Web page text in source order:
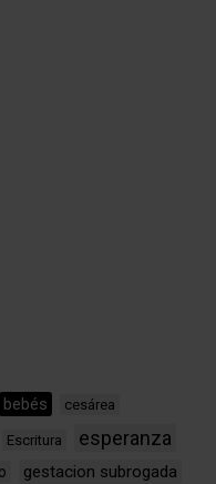
bebés cesárea
Escritura esperanza
gestacion subrogada